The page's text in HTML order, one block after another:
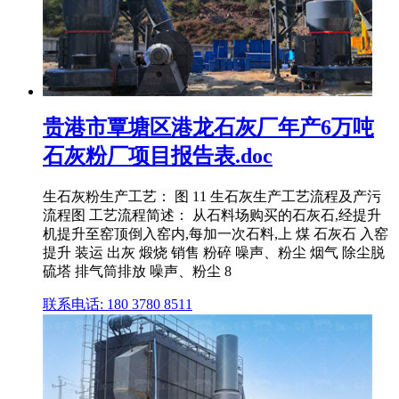
贵港市覃塘区港龙石灰厂年产6万吨
石灰粉厂项目报告表.doc
生石灰粉生产工艺： 图 11 生石灰生产工艺流程及产污
流程图 工艺流程简述： 从石料场购买的石灰石,经提升
机提升至窑顶倒入窑内,每加一次石料,上 煤 石灰石 入窑
提升 装运 出灰 煅烧 销售 粉碎 噪声、粉尘 烟气 除尘脱
硫塔 排气筒排放 噪声、粉尘 8
联系电话: 180 3780 8511